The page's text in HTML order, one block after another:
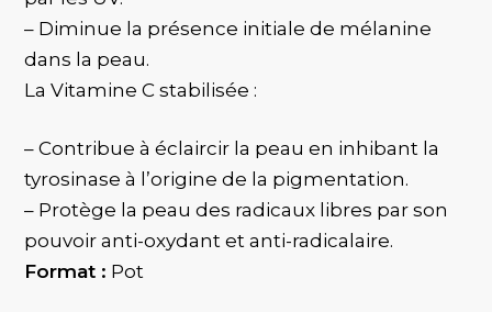
– Diminue la présence initiale de mélanine
dans la peau.
La Vitamine C stabilisée :
– Contribue à éclaircir la peau en inhibant la
tyrosinase à l’origine de la pigmentation.
– Protège la peau des radicaux libres par son
pouvoir anti-oxydant et anti-radicalaire.
Format : Pot